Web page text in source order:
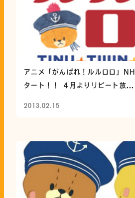
アニメ「がんばれ！ルルロロ」
タート！！ ４月よりリピート放...
2013.02.15